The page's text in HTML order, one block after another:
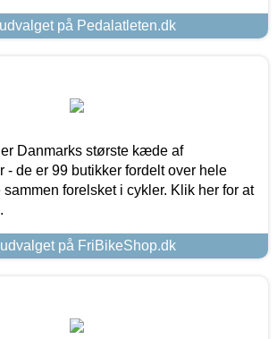
på Pedalatleten.dk
Danmarks største kæde af
- de er 99 butikker fordelt over hele
sammen forelsket i cykler. Klik her for at
på FriBikeShop.dk